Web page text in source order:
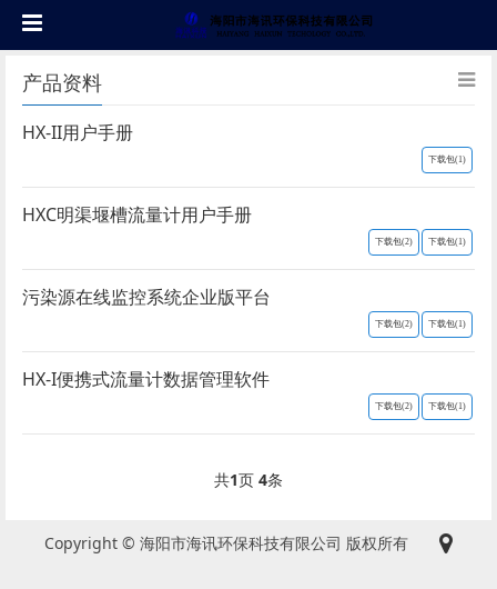
产品资料
HX-II用户手册
下载包(1)
HXC明渠堰槽流量计用户手册
下载包(1)
下载包(2)
污染源在线监控系统企业版平台
下载包(1)
下载包(2)
HX-I便携式流量计数据管理软件
下载包(1)
下载包(2)
共1页 4条
Copyright © 海阳市海讯环保科技有限公司 版权所有